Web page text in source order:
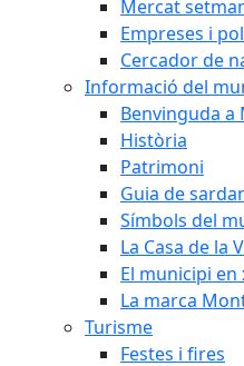
Mercat
Empreses i
Cercador de
Informació del
Benvinguda a
Història
Patrimoni
Guia de
Símbols del
La Casa de la
El municipi en
La marca
Turisme
Festes i fires